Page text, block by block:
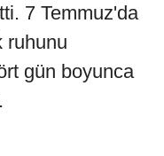
7 Temmuz'da
ruhunu
gün boyunca